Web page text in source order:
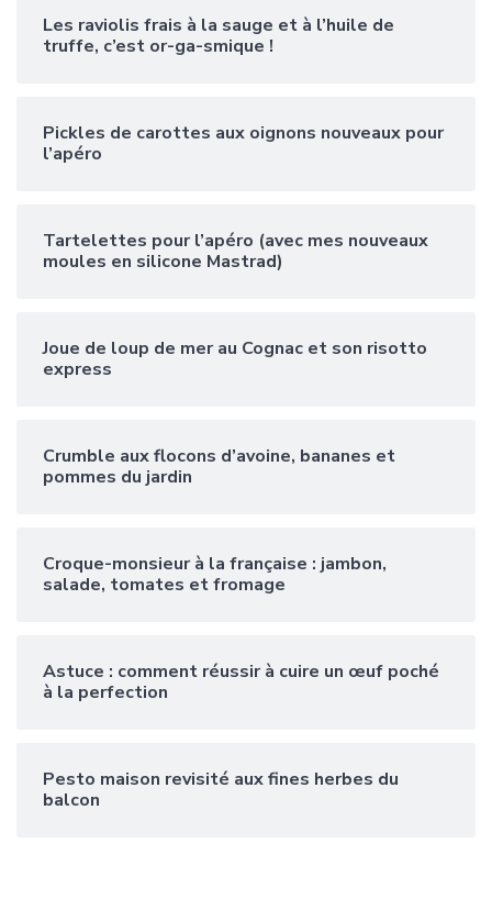
Les raviolis frais à la sauge et à l’huile de
truffe, c’est or-ga-smique !
Pickles de carottes aux oignons nouveaux pour
l’apéro
Tartelettes pour l’apéro (avec mes nouveaux
moules en silicone Mastrad)
Joue de loup de mer au Cognac et son risotto
express
Crumble aux flocons d’avoine, bananes et
pommes du jardin
Croque-monsieur à la française : jambon,
salade, tomates et fromage
Astuce : comment réussir à cuire un œuf poché
à la perfection
Pesto maison revisité aux fines herbes du
balcon